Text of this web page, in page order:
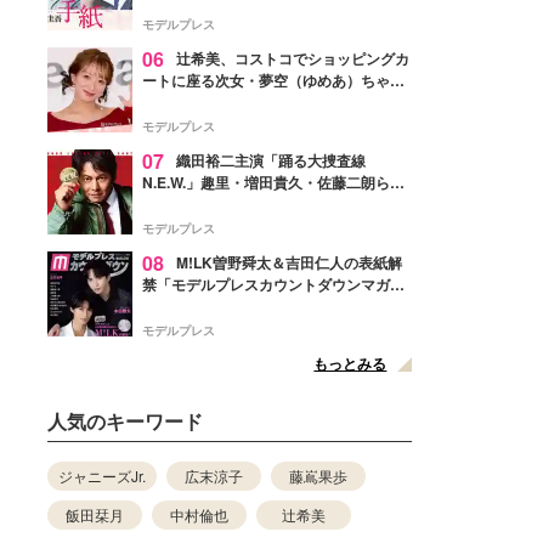
モデルプレス
06 辻希美、コストコでショッピングカ
ートに座る次女・夢空（ゆめあ）ちゃん
ぎ」「成長を感じる」の声
モデルプレス
07 織田裕二主演「踊る大捜査線
N.E.W.」趣里・増田貴久・佐藤二朗ら新
徴する“謎のキーワード”も
モデルプレス
08 M!LK曽野舜太＆吉田仁人の表紙解
禁「モデルプレスカウントダウンマガジ
モデルプレス
もっとみる
人気のキーワード
ジャニーズJr. 広末涼子
藤嶌果歩
飯田栞月
中村倫也 辻希美